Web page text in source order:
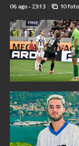
06 ago - 23:13 10 foto